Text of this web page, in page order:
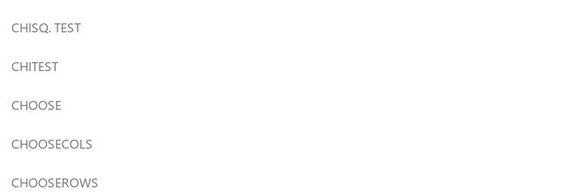
CHISQ. TEST
CHITEST
CHOOSE
CHOOSECOLS
CHOOSEROWS